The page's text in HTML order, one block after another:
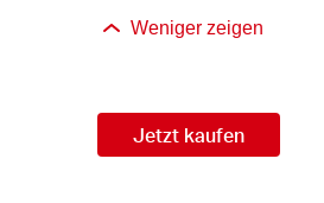
Weniger zeigen
Jetzt kaufen